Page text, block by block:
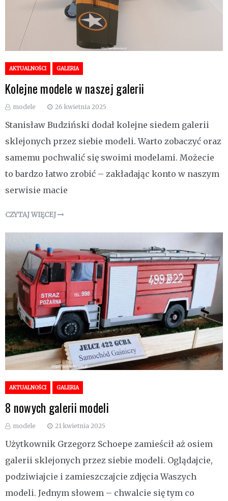
AKTUALNOŚCI GALERIA
Kolejne modele w naszej galerii
modele 26 kwietnia 2025
Stanisław Budziński dodał kolejne siedem galerii
sklejonych przez siebie modeli. Warto zobaczyć oraz
samemu pochwalić się swoimi modelami. Możecie
to bardzo łatwo zrobić – zakładając konto w naszym
serwisie macie
CZYTAJ WIĘCEJ
AKTUALNOŚCI GALERIA
8 nowych galerii modeli
modele 21 kwietnia 2025
Użytkownik Grzegorz Schoepe zamieścił aż osiem
galerii sklejonych przez siebie modeli. Oglądajcie,
podziwiajcie i zamieszczajcie zdjęcia Waszych
modeli. Jednym słowem – chwalcie się tym co